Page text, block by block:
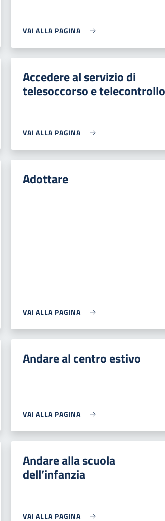
VAI ALLA PAGINA
Accedere al servizio di
telesoccorso e telecontrollo
VAI ALLA PAGINA
Adottare
VAI ALLA PAGINA
Andare al centro estivo
VAI ALLA PAGINA
Andare alla scuola
dell’infanzia
VAI ALLA PAGINA